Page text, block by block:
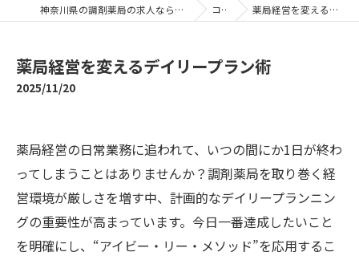
神奈川県の調剤薬局の求人ならシーエスメディカルネット コラム 薬局経営を変えるデイリープラン術
薬局経営を変えるデイリープラン術
2025/11/20
薬局経営の日常業務に追われて、いつの間にか1日が終わ
ってしまうことはありませんか？調剤薬局を取り巻く経
営環境が厳しさを増す中、計画的なデイリープランニン
グの重要性が高まっています。今日一番達成したいこと
を明確にし、“アイビー・リー・メソッド”を応用するこ